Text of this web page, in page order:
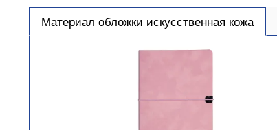
Материал обложки искусственная кожа